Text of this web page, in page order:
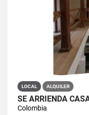
LOCAL ALQUILER
SE ARRIENDA
Colombia